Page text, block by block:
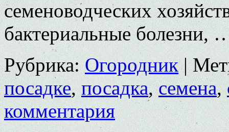
семеноводческих
бактериальные болезни,
Рубрика: Огородник |
посадке,посадка,семена,
комментария